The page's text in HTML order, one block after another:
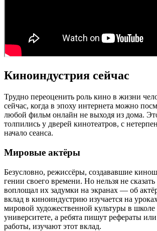
Киноиндустрия сейчас
Трудно переоценить роль кино в жизни
сейчас, когда в эпоху интернета можно
любой фильм онлайн не выходя из дома.
толпились у дверей кинотеатров, с
начало сеанса.
Мировые актёры
Безусловно, режиссёры, создававшие
гении своего времени. Но нельзя не сказать
воплощал их задумки на экранах — об
вклад в киноиндустрию изучается на
мировой художественной культуры в школе
университете, а ребята пишут рефераты
работы, изучают этот вклад.